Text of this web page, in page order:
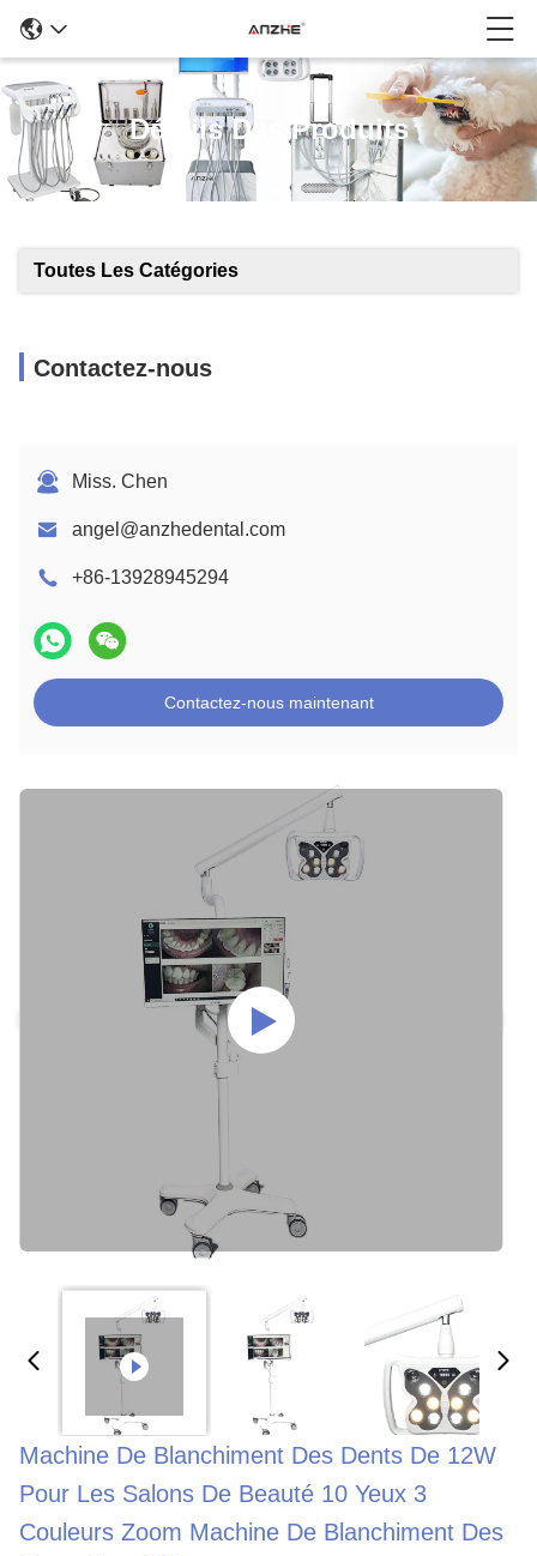
Détails Des Produits
Toutes Les Catégories
Contactez-nous
Miss. Chen
angel@anzhedental.com
+86-13928945294
Contactez-nous maintenant
Machine De Blanchiment Des Dents De 12W
Pour Les Salons De Beauté 10 Yeux 3
Couleurs Zoom Machine De Blanchiment Des